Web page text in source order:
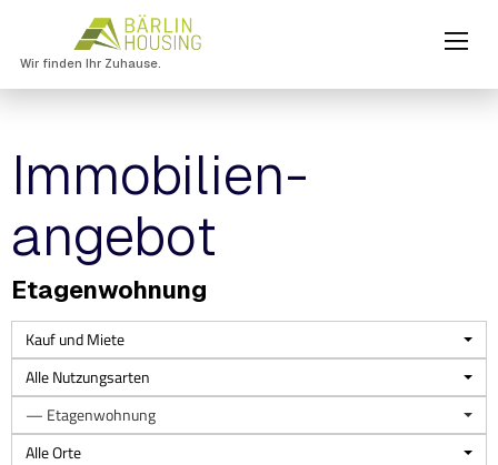
Wir finden Ihr Zuhause.
Immobilien­
angebot
Etagenwohnung
Kauf und Miete
Alle Nutzungsarten
— Etagenwohnung
Alle Orte